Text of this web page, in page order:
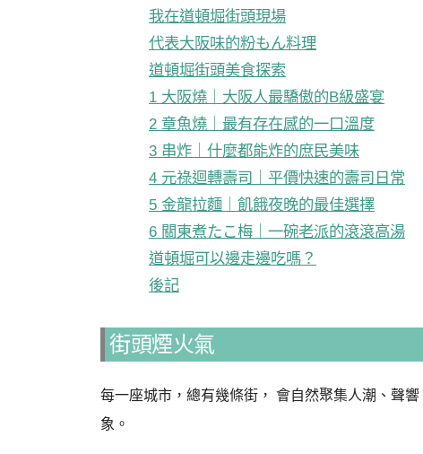
我在道頓堀街頭現場
代表大阪味的粉もん料理
道頓堀街頭美食探索
1 大阪燒｜大阪人最驕傲的B級盛宴
2 章魚燒｜最有存在感的一口溫度
3 串炸｜什麼都能炸的庶民美味
4 元祿迴轉壽司｜平價快速的壽司日常
5 金龍拉麵｜飢餓夜晚的最佳選擇
6 關東煮たこ梅｜一碗老派的滾滾高湯
道頓堀可以邊走邊吃嗎？
後記
街頭煙火氣
每一座城市，總有幾條街， 會自然聚集人潮、聲
象。